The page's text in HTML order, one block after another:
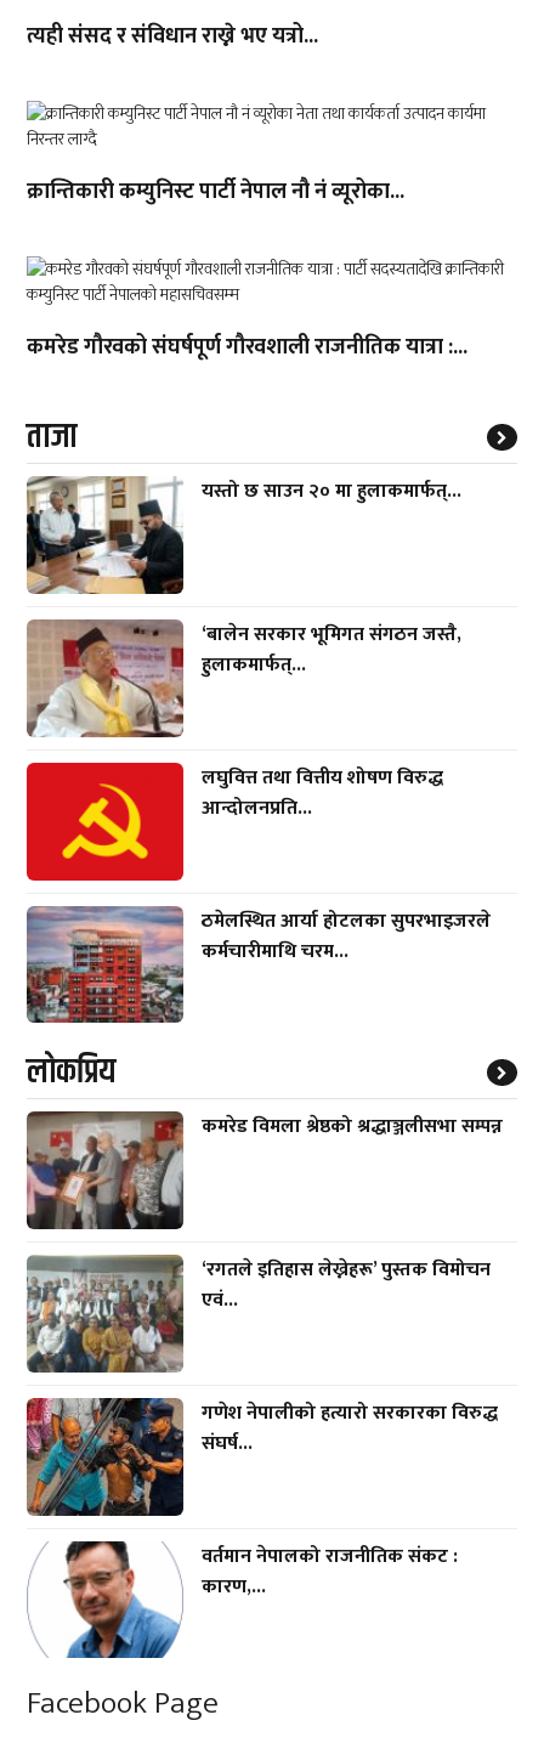
त्यही संसद र संविधान राख्ने भए यत्रो...
क्रान्तिकारी कम्युनिस्ट पार्टी नेपाल नौ नं व्यूरोका...
कमरेड गौरवको संघर्षपूर्ण गौरवशाली राजनीतिक यात्रा :...
ताजा
यस्तो छ साउन २० मा हुलाकमार्फत्...
‘बालेन सरकार भूमिगत संगठन जस्तै,
हुलाकमार्फत्...
लघुवित्त तथा वित्तीय शोषण विरुद्ध
आन्दोलनप्रति...
ठमेलस्थित आर्या होटलका सुपरभाइजरले
कर्मचारीमाथि चरम...
लाेकप्रिय
कमरेड विमला श्रेष्ठको श्रद्धाञ्जलीसभा सम्पन्न
‘रगतले इतिहास लेख्नेहरू’ पुस्तक विमोचन
एवं...
गणेश नेपालीको हत्यारो सरकारका विरुद्ध
संघर्ष...
वर्तमान नेपालको राजनीतिक संकट :
कारण,...
Facebook Page